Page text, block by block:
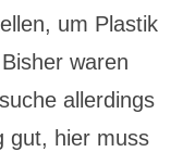
um Plastik
waren
allerdings
gut, hier muss